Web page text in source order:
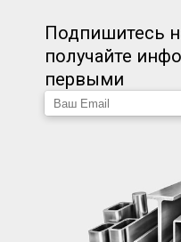
Подпишитесь
получайте
первыми